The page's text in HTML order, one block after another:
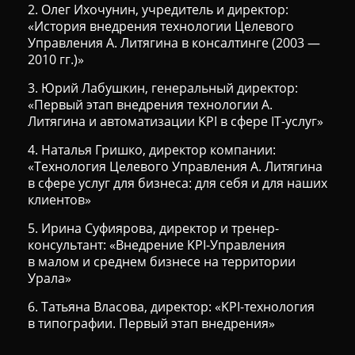
2. Олег Ихочунин, учредитель и директор:
«История внедрения технологии Целевого
Управления А. Литягина в консалтинге (2003 —
2010 гг.)»
3. Юрий Лабушкин, генеральный директор:
«Первый этап внедрения технологии А.
Литягина и автоматизации KPI в сфере IT-услуг»
4. Наталья Гришко, директор компании:
«Технология Целевого Управления А. Литягина
в сфере услуг для бизнеса: для себя и для наших
клиентов»
5. Ирина Суфиярова, директор и тренер-
консультант: «Внедрение KPI-Управления
в малом и среднем бизнесе на территории
Урала»
6. Татьяна Власова, директор: «KPI-технология
в типографии. Первый этап внедрения»